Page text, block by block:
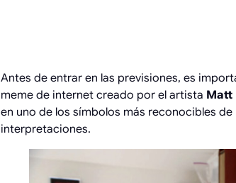
Antes de entrar en las previsiones, es
meme de internet creado por el artista Matt
en uno de los símbolos más reconocibles
interpretaciones.